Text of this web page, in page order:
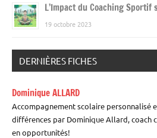
L’Impact du Coaching
19 octobre 2023
DERNIÈRES FICHES
Dominique ALLARD
Accompagnement scolaire personnalisé
différences par Dominique Allard, coach
en opportunités!